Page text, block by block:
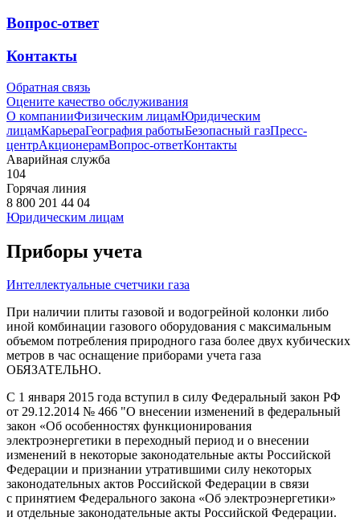
Вопрос-ответ
Контакты
Обратная связь
Оцените качество обслуживания
О компанииФизическим лицамЮридическим
лицамКарьераГеография работыБезопасный газПресс-
центрАкционерамВопрос-ответКонтакты
Аварийная служба
104
Горячая линия
8 800 201 44 04
Юридическим лицам
Приборы учета
Интеллектуальные счетчики газа
При наличии плиты газовой и водогрейной колонки либо
иной комбинации газового оборудования с максимальным
объемом потребления природного газа более двух кубических
метров в час оснащение приборами учета газа
ОБЯЗАТЕЛЬНО.
С 1 января 2015 года вступил в силу Федеральный закон РФ
от 29.12.2014 № 466 "О внесении изменений в федеральный
закон «Об особенностях функционирования
электроэнергетики в переходный период и о внесении
изменений в некоторые законодательные акты Российской
Федерации и признании утратившими силу некоторых
законодательных актов Российской Федерации в связи
с принятием Федерального закона «Об электроэнергетики»
и отдельные законодательные акты Российской Федерации.